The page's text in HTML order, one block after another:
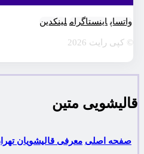
واتساپ اینستاگرام لینکدین
© کپی رایت 2026
قالیشویی متین
صفحه اصلی معرفی قالیشویان